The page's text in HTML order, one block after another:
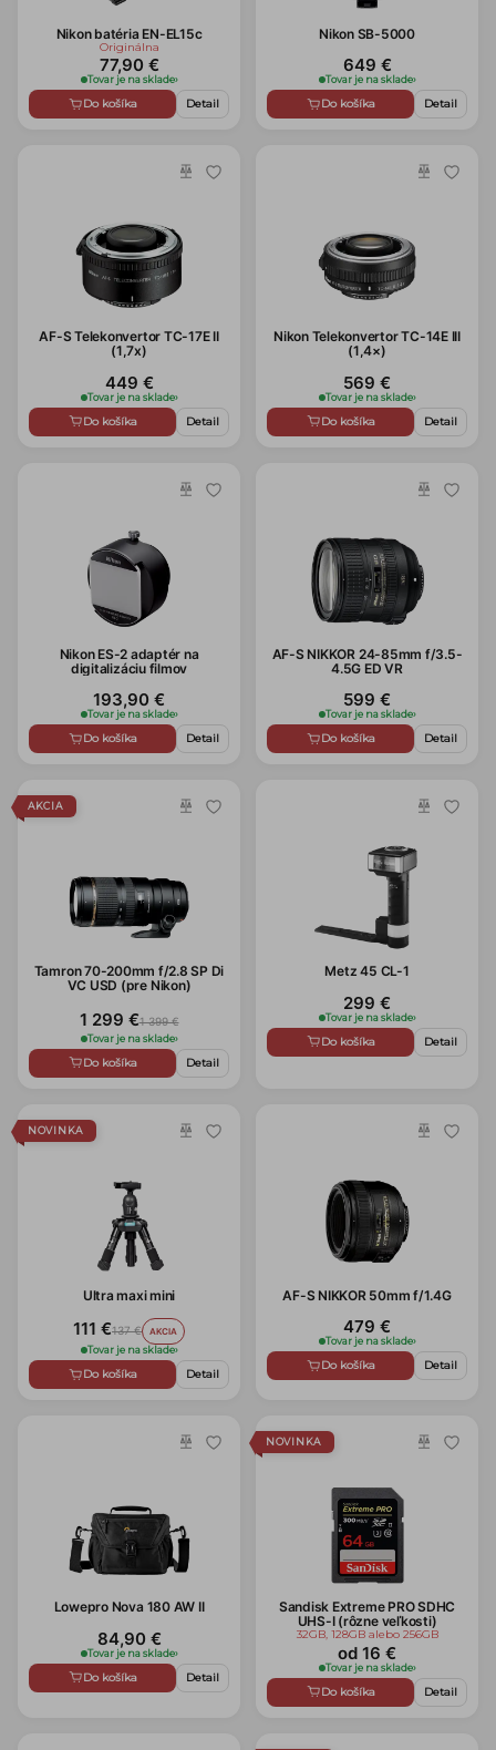
Nikon batéria EN-EL15c
Originálna
77,90 €
Tovar je na sklade›
Do košíka Detail
Nikon SB-5000
649 €
Tovar je na sklade›
Do košíka Detail
AF-S Telekonvertor TC-17E II
(1,7x)
449 €
Tovar je na sklade›
Do košíka Detail
Nikon Telekonvertor TC-14E III
(1,4×)
569 €
Tovar je na sklade›
Do košíka Detail
Nikon ES-2 adaptér na
digitalizáciu filmov
193,90 €
Tovar je na sklade›
Do košíka Detail
AF-S NIKKOR 24-85mm f/3.5-
4.5G ED VR
599 €
Tovar je na sklade›
Do košíka Detail
AKCIA
Tamron 70-200mm f/2.8 SP Di
VC USD (pre Nikon)
1 299 €1 399 €
Tovar je na sklade›
Do košíka Detail
Metz 45 CL-1
299 €
Tovar je na sklade›
Do košíka Detail
NOVINKA
Ultra maxi mini
111 €137 € AKCIA
Tovar je na sklade›
Do košíka Detail
AF-S NIKKOR 50mm f/1.4G
479 €
Tovar je na sklade›
Do košíka Detail
Lowepro Nova 180 AW II
84,90 €
Tovar je na sklade›
Do košíka Detail
NOVINKA
Sandisk Extreme PRO SDHC
UHS-I (rôzne veľkosti)
32GB, 128GB alebo 256GB
od 16 €
Tovar je na sklade›
Do košíka Detail